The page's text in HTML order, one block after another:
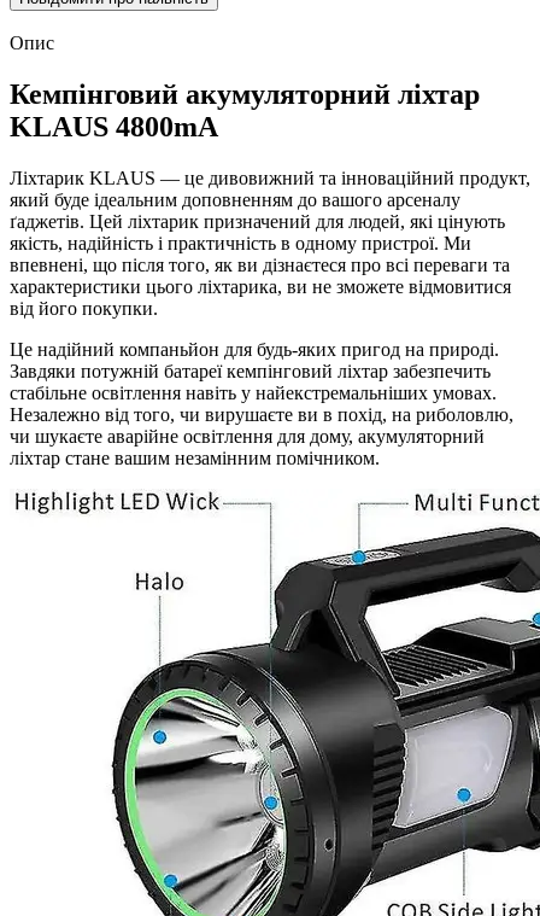
Опис
Кемпінговий акумуляторний ліхтар
KLAUS 4800mA
Ліхтарик KLAUS — це дивовижний та інноваційний продукт,
який буде ідеальним доповненням до вашого арсеналу
ґаджетів. Цей ліхтарик призначений для людей, які цінують
якість, надійність і практичність в одному пристрої. Ми
впевнені, що після того, як ви дізнаєтеся про всі переваги та
характеристики цього ліхтарика, ви не зможете відмовитися
від його покупки.
Це надійний компаньйон для будь-яких пригод на природі.
Завдяки потужній батареї кемпінговий ліхтар забезпечить
стабільне освітлення навіть у найекстремальніших умовах.
Незалежно від того, чи вирушаєте ви в похід, на риболовлю,
чи шукаєте аварійне освітлення для дому, акумуляторний
ліхтар стане вашим незамінним помічником.